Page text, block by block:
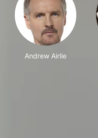
Andrew Airlie